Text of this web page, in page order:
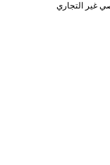
غير التجاري